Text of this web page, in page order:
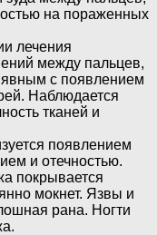
на пораженных
лечения
между пальцев,
с появлением
Наблюдается
тканей и
появлением
и отечностью.
покрывается
мокнет. Язвы и
рана. Ногти